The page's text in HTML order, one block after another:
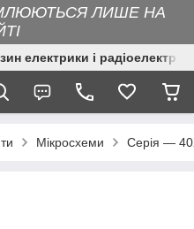
ЛИШЕ НА
електрики і
Мікросхеми Серія —